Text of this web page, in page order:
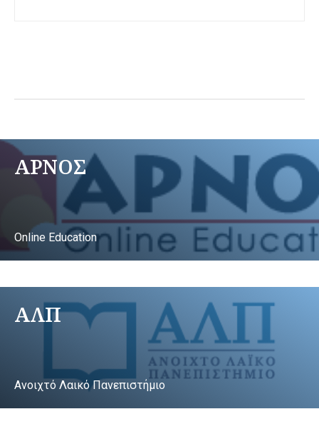
ΑΡΝΟΣ
Online Education
ΑΛΠ
Ανοιχτό Λαικό Πανεπιστήμιο